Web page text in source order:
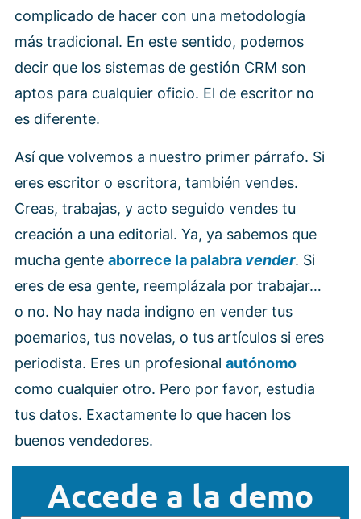
complicado de hacer con una metodología
más tradicional. En este sentido, podemos
decir que los sistemas de gestión CRM son
aptos para cualquier oficio. El de escritor no
es diferente.
Así que volvemos a nuestro primer párrafo. Si
eres escritor o escritora, también vendes.
Creas, trabajas, y acto seguido vendes tu
creación a una editorial. Ya, ya sabemos que
mucha gente aborrece la palabra vender. Si
eres de esa gente, reemplázala por trabajar…
o no. No hay nada indigno en vender tus
poemarios, tus novelas, o tus artículos si eres
periodista. Eres un profesional autónomo
como cualquier otro. Pero por favor, estudia
tus datos. Exactamente lo que hacen los
buenos vendedores.
Accede a la demo